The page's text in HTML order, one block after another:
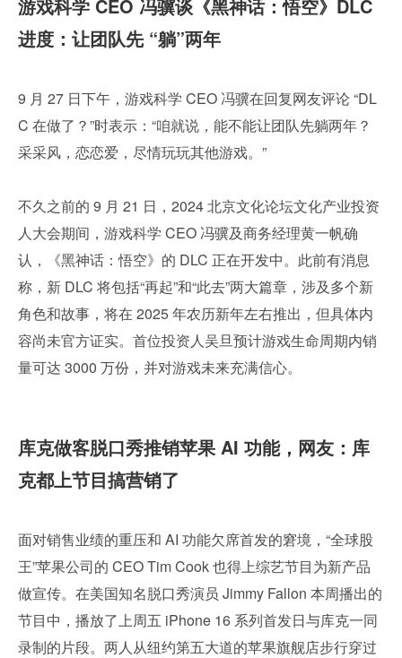
游戏科学 CEO 冯骥谈《黑神话：悟空》DLC
进度：让团队先 “躺”两年
9 月 27 日下午，游戏科学 CEO 冯骥在回复网友评论 “DL
C 在做了？”时表示：“咱就说，能不能让团队先躺两年？
采采风，恋恋爱，尽情玩玩其他游戏。”
不久之前的 9 月 21 日，2024 北京文化论坛文化产业投资
人大会期间，游戏科学 CEO 冯骥及商务经理黄一帆确
认，《黑神话：悟空》的 DLC 正在开发中。此前有消息
称，新 DLC 将包括“再起”和“此去”两大篇章，涉及多个新
角色和故事，将在 2025 年农历新年左右推出，但具体内
容尚未官方证实。首位投资人吴旦预计游戏生命周期内销
量可达 3000 万份，并对游戏未来充满信心。
库克做客脱口秀推销苹果 AI 功能，网友：库
克都上节目搞营销了
面对销售业绩的重压和 AI 功能欠席首发的窘境，“全球股
王”苹果公司的 CEO Tim Cook 也得上综艺节目为新产品
做宣传。在美国知名脱口秀演员 Jimmy Fallon 本周播出的
节目中，播放了上周五 iPhone 16 系列首发日与库克一同
录制的片段。两人从纽约第五大道的苹果旗舰店步行穿过